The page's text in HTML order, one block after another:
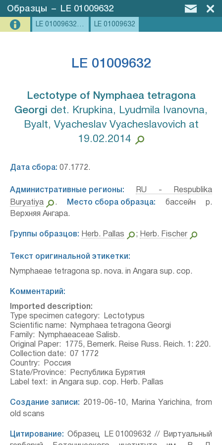
Образцы – LE 01009632
LE 01009632, LE 01044404 LE 01009632
LE 01009632
Lectotype of Nymphaea tetragona
Georgi⁣ det. Krupkina, Lyudmila Ivanovna,
Byalt, Vyacheslav Vyacheslavovich at
19.02.2014
Дата сбора: 07.1772.
Административные регионы:
RU - Respublika
Buryatiya
. Место сбора образца: бассейн р.
Верхняя Ангара.
Группы образцов: Herb. Pallas ; Herb. Fischer
Текст оригинальной этикетки:
Nymphaeae tetragona sp. nova. in Angara sup. cop.
Комментарий:
Imported description:
Type specimen category:
Lectotypus
Scientific name:
Nymphaea tetragona Georgi
Family:
Nymphaeaceae Salisb.
Original Paper:
1775, Bemerk. Reise Russ. Reich. 1: 220.
Collection date: 07 1772
Country:
Россия
State/Province:
Республика Бурятия
Label text:
in Angara sup. cop. Herb. Pallas
Создание записи: 2019-06-10, Marina Yarichina, from
old scans
Цитирование: Образец LE 01009632 // Виртуальный